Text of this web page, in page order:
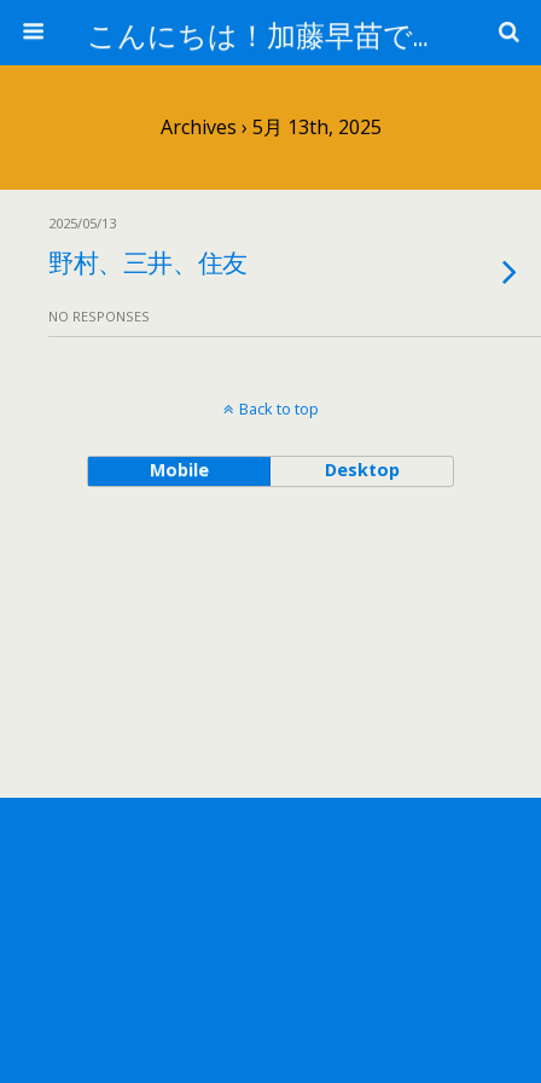
こんにちは！加藤早苗です。
Archives › 5月 13th, 2025
2025/05/13
野村、三井、住友
NO RESPONSES
Back to top
Mobile Desktop